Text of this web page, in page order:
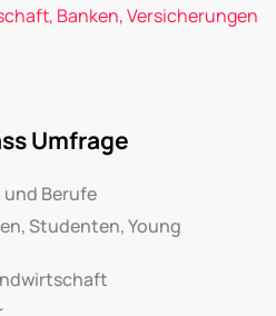
Banken, Versicherungen
Umfrage
Berufe
Studenten, Young